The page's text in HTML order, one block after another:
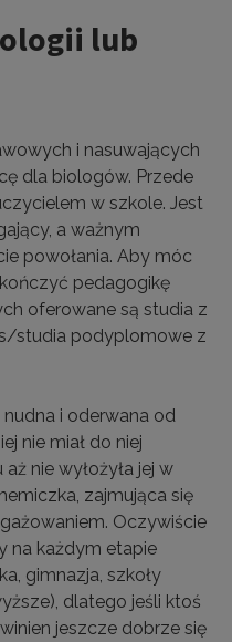
lub
i nasuwających
dla biologów. Przede
w szkole. Jest
a ważnym
powołania. Aby móc
pedagogikę
oferowane są studia z
studia podyplomowe z
i oderwana od
nie miał do niej
nie wyłożyła jej w
zajmująca się
Oczywiście
na każdym etapie
gimnazja, szkoły
dlatego jeśli ktoś
jeszcze dobrze się